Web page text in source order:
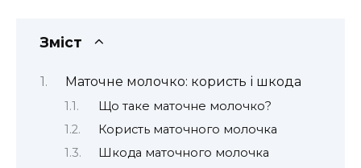
Зміст
Маточне молочко: користь і шкода
Що таке маточне молочко?
Користь маточного молочка
Шкода маточного молочка